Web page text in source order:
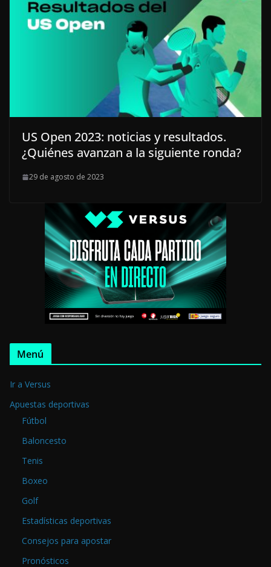
US Open 2023: noticias y resultados.
¿Quiénes avanzan a la siguiente ronda?
29 de agosto de 2023
Menú
Ir a Versus
Apuestas deportivas
Fútbol
Baloncesto
Tenis
Boxeo
Golf
Estadísticas deportivas
Consejos para apostar
Pronósticos